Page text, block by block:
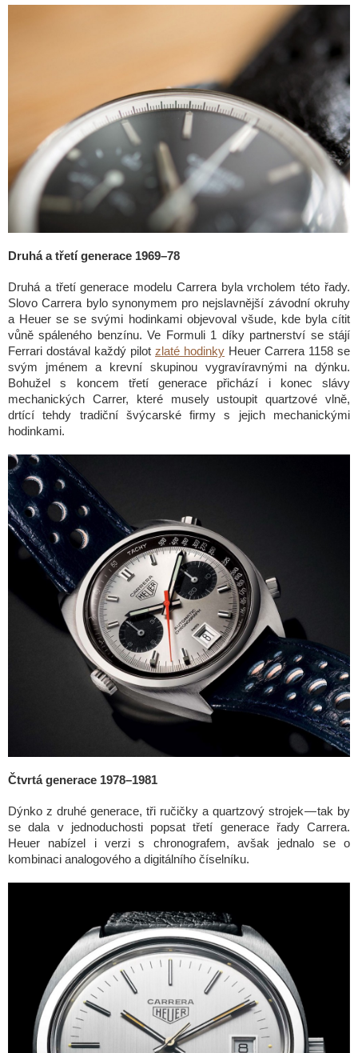
Druhá a třetí generace 1969–78
Druhá a třetí generace modelu Carrera byla vrcholem této řady.
Slovo Carrera bylo synonymem pro nejslavnější závodní okruhy
a Heuer se se svými hodinkami objevoval všude, kde byla cítit
vůně spáleného benzínu. Ve Formuli 1 díky partnerství se stájí
Ferrari dostával každý pilot zlaté hodinky Heuer Carrera 1158 se
svým jménem a krevní skupinou vygravíravnými na dýnku.
Bohužel s koncem třetí generace přichází i konec slávy
mechanických Carrer, které musely ustoupit quartzové vlně,
drtící tehdy tradiční švýcarské firmy s jejich mechanickými
hodinkami.
Čtvrtá generace 1978–1981
Dýnko z druhé generace, tři ručičky a quartzový strojek — tak by
se dala v jednoduchosti popsat třetí generace řady Carrera.
Heuer nabízel i verzi s chronografem, avšak jednalo se o
kombinaci analogového a digitálního číselníku.